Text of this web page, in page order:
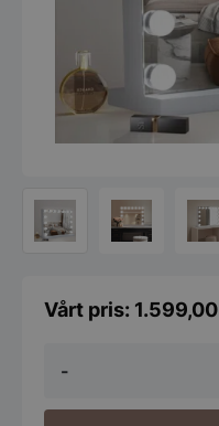
-
Make
spegel
1.599,00